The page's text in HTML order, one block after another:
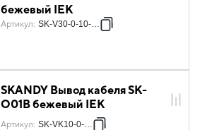
бежевый IEK
Артикул: SK-V30-0-10-K10
SKANDY Вывод кабеля SK-
O01B бежевый IEK
Артикул: SK-VK10-0-K10